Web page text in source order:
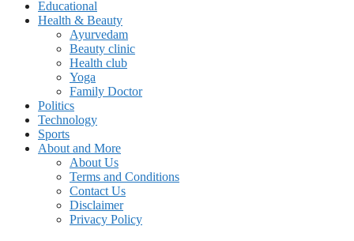
Educational
Health & Beauty
Ayurvedam
Beauty clinic
Health club
Yoga
Family Doctor
Politics
Technology
Sports
About and More
About Us
Terms and Conditions
Contact Us
Disclaimer
Privacy Policy